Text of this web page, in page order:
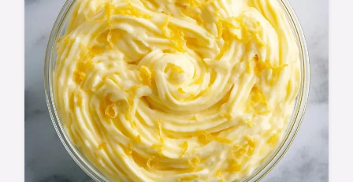
moelleuse et aérée.